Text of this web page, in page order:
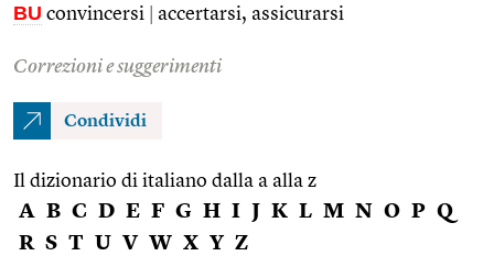
BU convincersi accertarsi, assicurarsi
Correzioni e suggerimenti
Condividi
Il dizionario di italiano dalla a alla z
A B C D E F G H I J K L M N O P Q
R S T U V W X Y Z